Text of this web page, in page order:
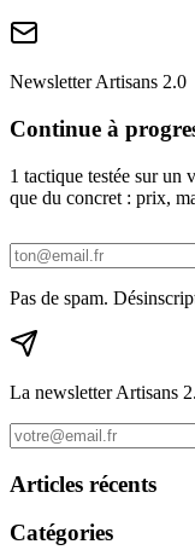
Newsletter Artisans 2.0
Continue à
1 tactique testée sur un
que du concret : prix,
Pas de spam.
La newsletter Artisans
Articles récents
Catégories